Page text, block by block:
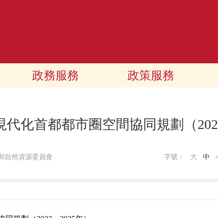
政務服務 政策服務
代化首都都市圈空間協同規劃（
自然資源委員會 字號： 大 中